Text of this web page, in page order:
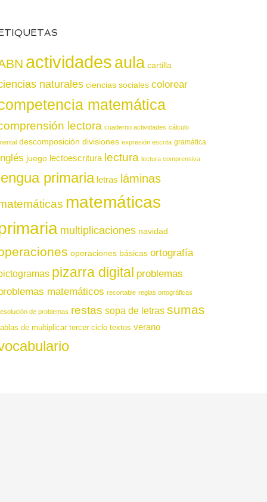
actividadesaula cartilla
naturales ciencias sociales colorear
matemática
lectora cuaderno actividades cálculo
descomposición divisiones expresión escrita gramática
juego lectoescritura lectura lectura comprensiva
primaria letras láminas
matemáticas
multiplicaciones navidad
operaciones básicas ortografía
pizarra digital problemas
matemáticos recortable reglas ortográficas
de problemas restas sopa de letras sumas
de multiplicar tercer ciclo textos verano